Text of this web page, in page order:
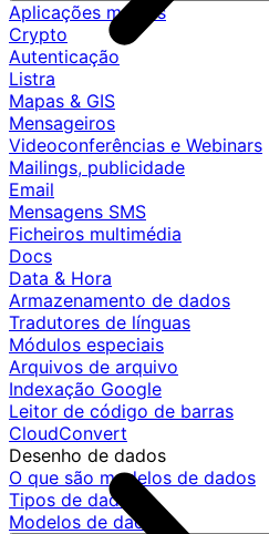
Aplicações móveis
Crypto
Autenticação
Listra
Mapas & GIS
Mensageiros
Videoconferências e Webinars
Mailings, publicidade
Email
Mensagens SMS
Ficheiros multimédia
Docs
Data & Hora
Armazenamento de dados
Tradutores de línguas
Módulos especiais
Arquivos de arquivo
Indexação Google
Leitor de código de barras
CloudConvert
Desenho de dados
O que são modelos de dados
Tipos de dados
Modelos de dados